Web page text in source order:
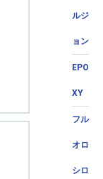
ルジ
ョン
EPO
XY
フル
オロ
シロ